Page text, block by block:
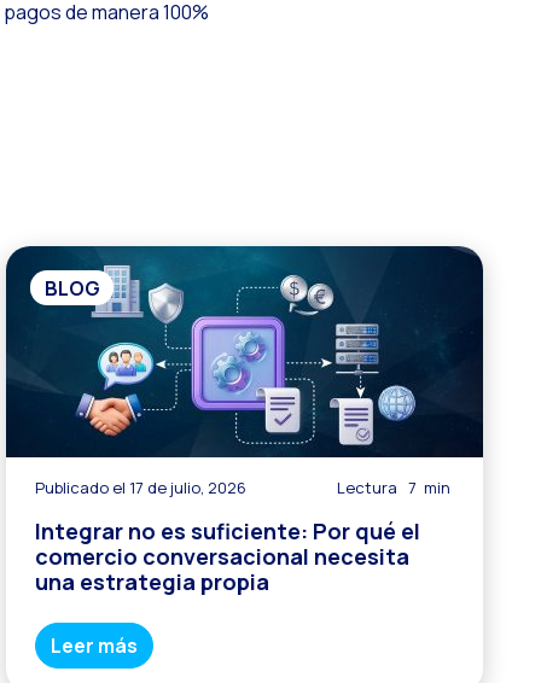
negocio
de manera 100%
BLOG
Publicado el 17 de julio, 2026 Lectura 7 min
Integrar no es suficiente: Por qué el
comercio conversacional necesita
una estrategia propia
Leer más